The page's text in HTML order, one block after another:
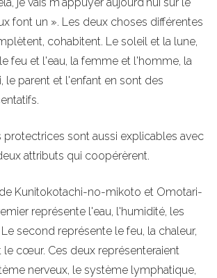
je vais m'appuyer aujourd'hui sur le
font un ». Les deux choses différentes
cohabitent. Le soleil et la lune,
feu et l'eau, la femme et l'homme, la
le parent et l'enfant en sont des
protectrices sont aussi explicables avec
attributs qui coopérèrent.
Kunitokotachi-no-mikoto et Omotari-
représente l'eau, l'humidité, les
second représente le feu, la chaleur,
le cœur. Ces deux représenteraient
nerveux, le système lymphatique,